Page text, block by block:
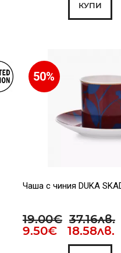
КУПИ
50%
Чаша с чиния DUKA
19.00€ 37.16лв.
9.50€ 18.58лв.